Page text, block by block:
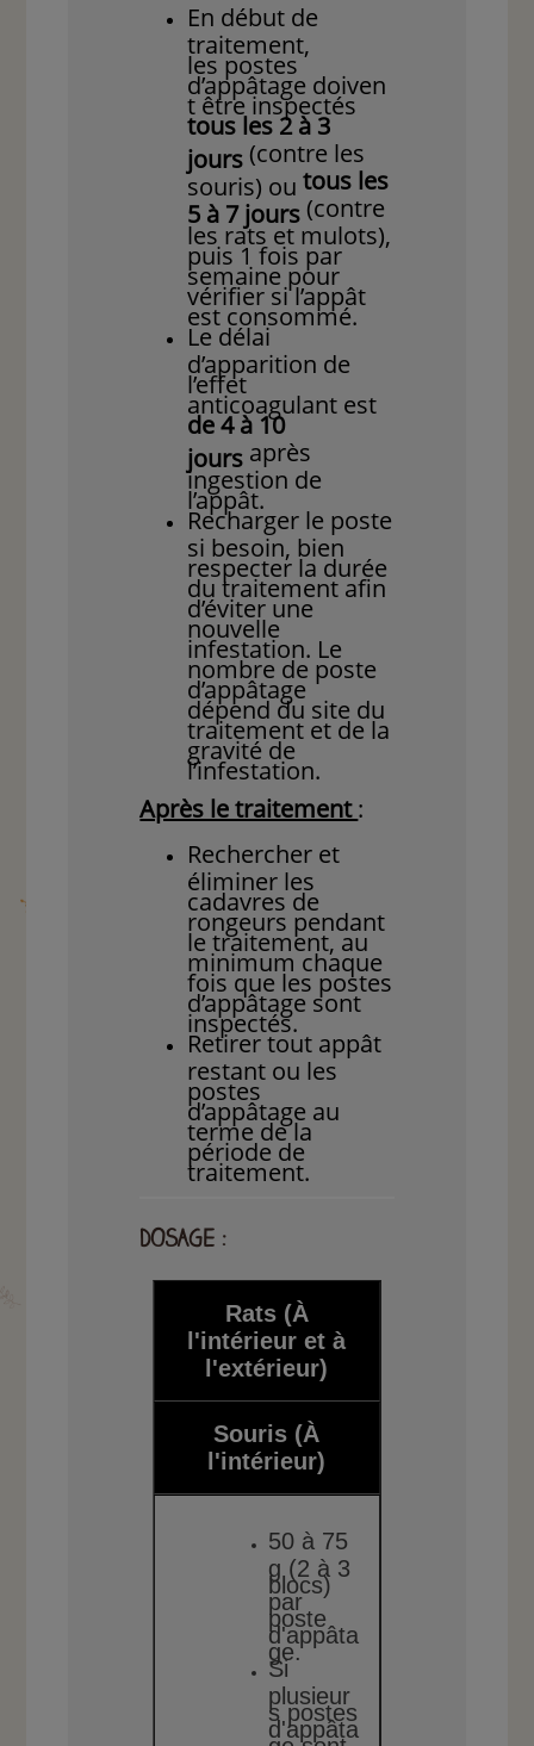
En début de
traitement,
les postes
d’appâtage doiven
t être inspectés
tous les 2 à 3
jours (contre les
souris) outous les
5 à 7 jours (contre
les rats et mulots),
puis 1 fois par
semaine pour
vérifier si l’appât
est consommé.
Le délai
d’apparition de
l’effet
anticoagulant est
de 4 à 10
jours après
ingestion de
l’appât.
Recharger le poste
si besoin, bien
respecter la durée
du traitement afin
d’éviter une
nouvelle
infestation. Le
nombre de poste
d’appâtage
dépend du site du
traitement et de la
gravité de
l’infestation.
Après le traitement:
Rechercher et
éliminer les
cadavres de
rongeurs pendant
le traitement, au
minimum chaque
fois que les postes
d’appâtage sont
inspectés.
Retirer tout appât
restant ou les
postes
d’appâtage au
terme de la
période de
traitement.
DOSAGE :
Rats (À
l'intérieur et à
l'extérieur)
Souris (À
l'intérieur)
50 à 75
g (2 à 3
blocs)
par
poste
d'appâta
ge.
Si
plusieur
s postes
d'appâta
ge sont